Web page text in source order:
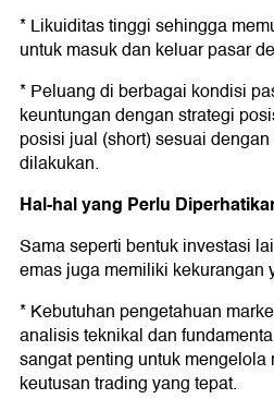
* Likuiditas tinggi sehingga
untuk masuk dan keluar pasar
* Peluang di berbagai kondisi
keuntungan dengan strategi
posisi jual (short) sesuai
dilakukan.
Hal-halyang Perlu
Sama seperti bentuk investasi
emas juga memiliki kekurangan
* Kebutuhan pengetahuan
analisis teknikal dan
sangat penting untuk
keutusan trading yang tepat.